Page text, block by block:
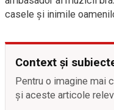
casele și inimile
Context și
Pentru o imagine mai
și aceste articole